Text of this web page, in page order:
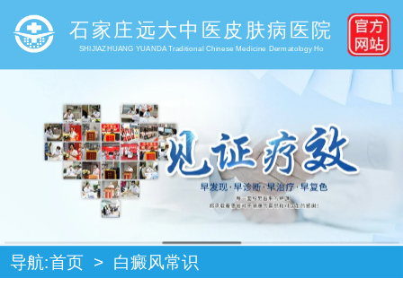
石家庄远大中医皮肤病医院
SHIJIAZHUANG YUANDA Traditional Chinese Medicine Dermatology Ho
导航:首页 > 白癜风常识